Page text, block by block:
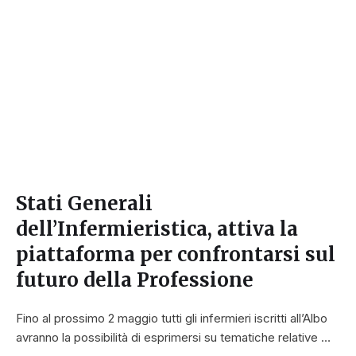
Stati Generali
dell’Infermieristica, attiva la
piattaforma per confrontarsi sul
futuro della Professione
Fino al prossimo 2 maggio tutti gli infermieri iscritti all’Albo
avranno la possibilità di esprimersi su tematiche relative …